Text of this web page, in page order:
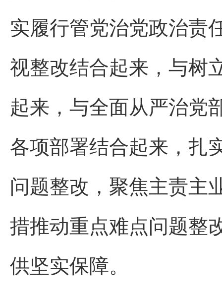
实履行管党治党政治责
视整改结合起来，与树
起来，与全面从严治党
各项部署结合起来，扎
问题整改， 聚焦主责主
措推动重点难点问题整
供坚实保障。